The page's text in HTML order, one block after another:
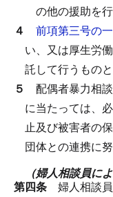
の他の援助を行
４ 前項第三号の一
い、又は厚生労
託して行うものと
５ 配偶者暴力相
に当たっては、
止及び被害者の
団体との連携に
（婦人相談員に
第四条 婦人相談